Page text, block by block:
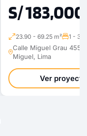
S/ 183,000
23.90 - 69.25 m² 1 - 3
Calle Miguel Grau 455 ,
Miguel, Lima
Ver proyecto